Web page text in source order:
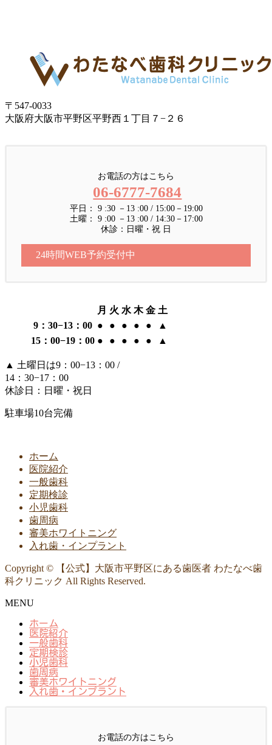
〒547-0033
大阪府大阪市平野区平野西１丁目７−２６
お電話の方はこちら
06-6777-7684
平日： 9 :30 －13 :00 / 15:00－19:00
土曜： 9 :00 －13 :00 / 14:30－17:00
休診：日曜・祝 日
24時間WEB予約受付中
月 火 水 木 金 土
9：30−13：00 ● ● ● ● ●
▲
15：00−19：00 ● ● ● ● ● ▲
▲ 土曜日は9：00−13：00 /
14：30−17：00
休診日：日曜・祝日
駐車場10台完備
ホーム
医院紹介
一般歯科
定期検診
小児歯科
歯周病
審美ホワイトニング
入れ歯・インプラント
Copyright © 【公式】大阪市平野区にある歯医者 わたなべ歯
科クリニック All Rights Reserved.
MENU
ホーム
医院紹介
一般歯科
定期検診
小児歯科
歯周病
審美ホワイトニング
入れ歯・インプラント
お電話の方はこちら